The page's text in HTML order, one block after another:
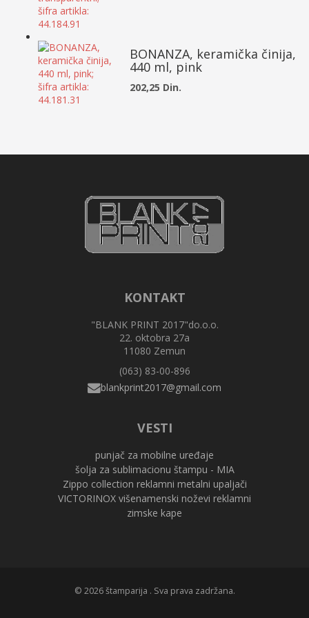
BONANZA, keramička činija,
440 ml, pink
202,25 Din.
KONTAKT
"BLANK PRINT 2017"do.o.o.
22. oktobra 27a
11080 Zemun
(063) 83-00-896
VESTI
punjač za mobilne uređaje
šolja za sublimacionu štampu - MIA
Zippo collection reklamni metalni upaljači
VICTORINOX višenamenski noževi reklamni
zimske kape
© 2026 štamparija . Sva prava zadržana.